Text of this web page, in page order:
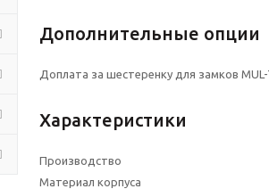
Дополнительные опции
Доплата за шестеренку для замков MUL-
Характеристики
Производство
Материал корпуса